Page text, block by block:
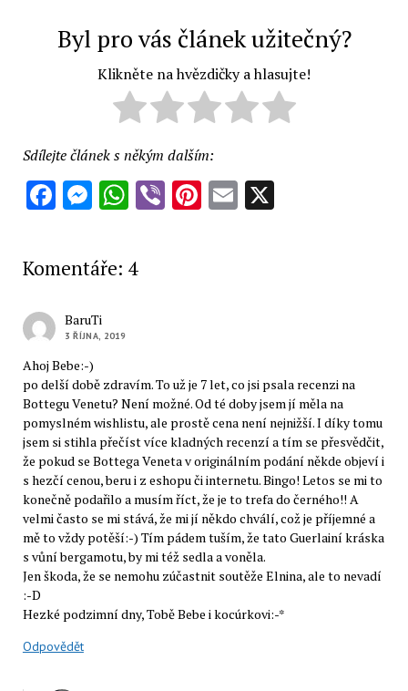
Byl pro vás článek užitečný?
Klikněte na hvězdičky a hlasujte!
Sdílejte článek s někým dalším:
Facebook
Messenger
WhatsApp
ViberPinterest
Email
X
Komentáře: 4
BaruTi
3 ŘÍJNA, 2019
Ahoj Bebe:-)
po delší době zdravím. To už je 7 let, co jsi psala recenzi na
Bottegu Venetu? Není možné. Od té doby jsem jí měla na
pomyslném wishlistu, ale prostě cena není nejnižší. I díky tomu
jsem si stihla přečíst více kladných recenzí a tím se přesvědčit,
že pokud se Bottega Veneta v originálním podání někde objeví i
s hezčí cenou, beru i z eshopu či internetu. Bingo! Letos se mi to
konečně podařilo a musím říct, že je to trefa do černého!! A
velmi často se mi stává, že mi jí někdo chválí, což je příjemné a
mě to vždy potěší:-) Tím pádem tuším, že tato Guerlainí kráska
s vůní bergamotu, by mi též sedla a voněla.
Jen škoda, že se nemohu zúčastnit soutěže Elnina, ale to nevadí
:-D
Hezké podzimní dny, Tobě Bebe i kocúrkovi:-*
Odpovědět